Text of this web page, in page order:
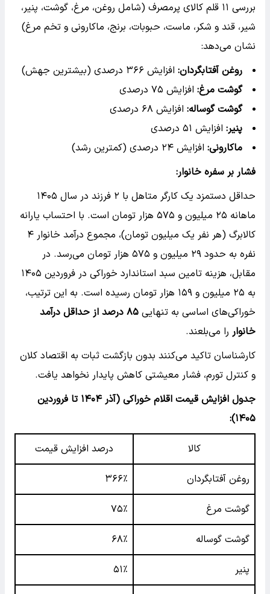
بررسی ۱۱ قلم کالای پرمصرف (شامل روغن، مرغ، گوشت، پنیر،
شیر، قند و شکر، ماست، حبوبات، برنج، ماکارونی و تخم مرغ)
نشان می‌دهد:
روغن آفتابگردان: افزایش ۳۶۶ درصدی (بیشترین جهش)
گوشت مرغ: افزایش ۷۵ درصدی
گوشت گوساله: افزایش ۶۸ درصدی
پنیر: افزایش ۵۱ درصدی
ماکارونی: افزایش ۲۴ درصدی (کمترین رشد)
فشار بر سفره خانوار:
حداقل دستمزد یک کارگر متاهل با ۲ فرزند در سال ۱۴۰۵
ماهانه ۲۵ میلیون و ۵۷۵ هزار تومان است. با احتساب یارانه
کالابرگ (هر نفر یک میلیون تومان)، مجموع درآمد خانوار ۴
نفره به حدود ۲۹ میلیون و ۵۷۵ هزار تومان می‌رسد. در
مقابل، هزینه تامین سبد استاندارد خوراکی در فروردین ۱۴۰۵
به ۲۵ میلیون و ۱۵۹ هزار تومان رسیده است. به این ترتیب،
خوراکی‌های اساسی به تنهایی
۸۵ درصد از حداقل درآمد
خانوار را می‌بلعند.
کارشناسان تاکید می‌کنند بدون بازگشت ثبات به اقتصاد کلان
و کنترل تورم، فشار معیشتی کاهش پایدار نخواهد یافت.
جدول افزایش قیمت اقلام خوراکی (آذر ۱۴۰۴ تا فروردین
۱۴۰۵):
کالا درصد افزایش قیمت
روغن آفتابگردان ۳۶۶٪
گوشت مرغ ۷۵٪
گوشت گوساله ۶۸٪
پنیر ۵۱٪